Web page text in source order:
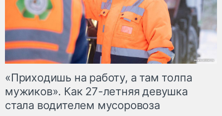
«Приходишь на работу, а там толпа
мужиков». Как 27-летняя девушка
стала водителем мусоровоза